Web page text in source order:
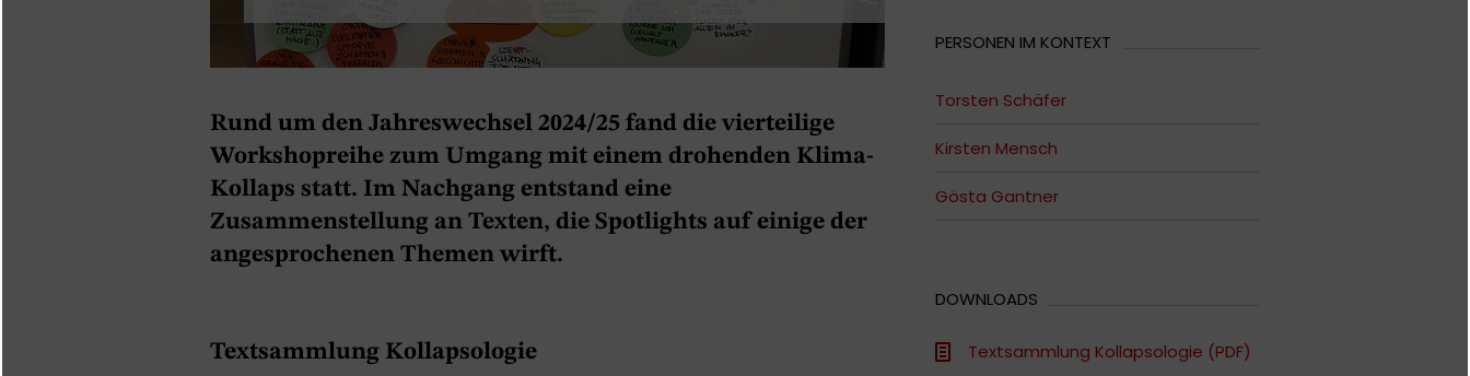
Rund um den Jahreswechsel 2024/25 fand die vierteilige
Workshopreihe zum Umgang mit einem drohenden Klima-
Kollaps statt. Im Nachgang entstand eine
Zusammenstellung an Texten, die Spotlights auf einige der
angesprochenen Themen wirft.
Textsammlung Kollapsologie
PERSONEN IM KONTEXT
Torsten Schäfer
Kirsten Mensch
Gösta Gantner
DOWNLOADS
Textsammlung Kollapsologie (PDF)